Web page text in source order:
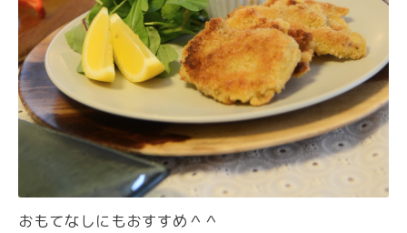
おもてなしにもおすすめ＾＾